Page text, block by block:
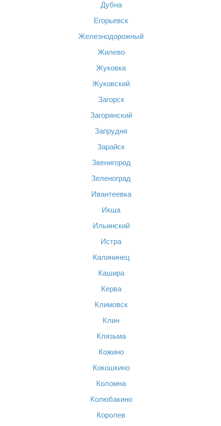
Дубна
Егорьевск
Железнодорожный
Жилево
Жуковка
Жуковский
Загорск
Загорянский
Запрудня
Зарайск
Звенигород
Зеленоград
Ивантеевка
Икша
Ильинский
Истра
Калининец
Кашира
Керва
Климовск
Клин
Клязьма
Кожино
Кокошкино
Коломна
Колюбакино
Королев